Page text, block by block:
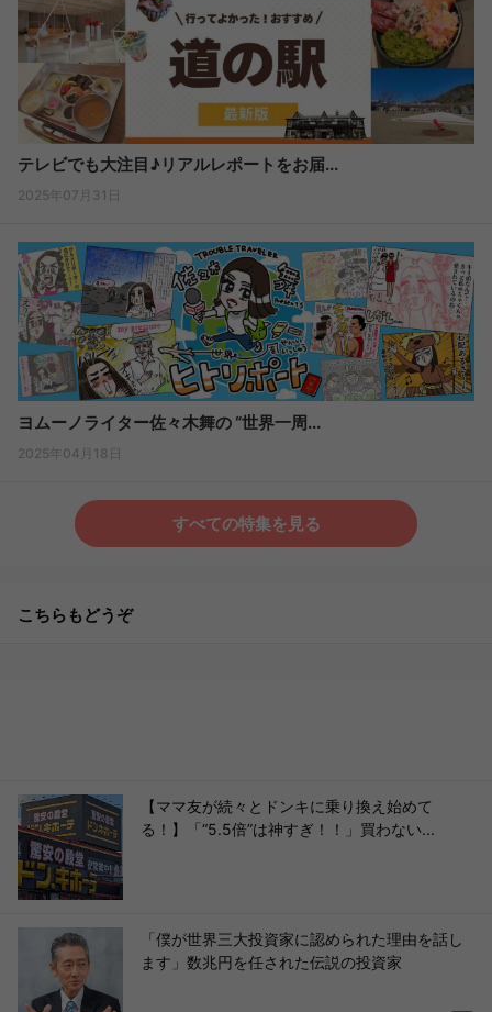
テレビでも大注目♪リアルレポートをお届...
2025年07月31日
ヨムーノライター佐々木舞の “世界一周...
2025年04月18日
すべての特集を見る
こちらもどうぞ
【ママ友が続々とドンキに乗り換え始めて
る！】「“5.5倍”は神すぎ！！」買わない...
「僕が世界三大投資家に認められた理由を話し
ます」数兆円を任された伝説の投資家